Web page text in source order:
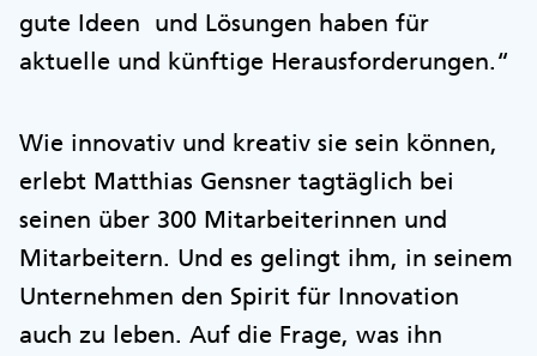
gute Ideen und Lösungen haben für
aktuelle und künftige Herausforderungen.“
Wie innovativ und kreativ sie sein können,
erlebt Matthias Gensner tagtäglich bei
seinen über 300 Mitarbeiterinnen und
Mitarbeitern. Und es gelingt ihm, in seinem
Unternehmen den Spirit für Innovation
auch zu leben. Auf die Frage, was ihn